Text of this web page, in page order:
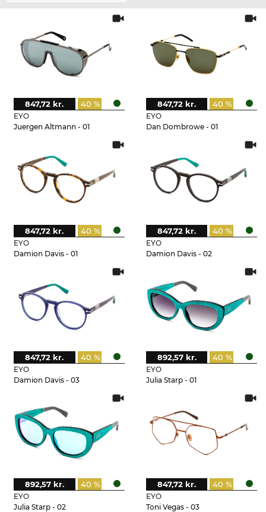
EYO
Juergen Altmann - 01
40 %
847,72 kr.
EYO
Dan Dombrowe - 01
40 %
847,72 kr.
EYO
Damion Davis - 01
40 %
847,72 kr.
EYO
Damion Davis - 02
40 %
847,72 kr.
EYO
Damion Davis - 03
40 %
847,72 kr.
EYO
Julia Starp - 01
40 %
892,57 kr.
EYO
Julia Starp - 02
40 %
892,57 kr.
EYO
Toni Vegas - 03
40 %
847,72 kr.